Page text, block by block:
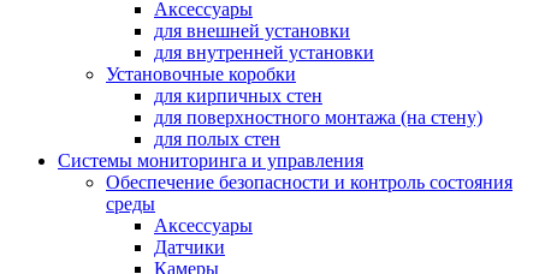
Аксессуары
для внешней установки
для внутренней установки
Установочные коробки
для кирпичных стен
для поверхностного монтажа (на стену)
для полых стен
Системы мониторинга и управления
Обеспечение безопасности и контроль состояния
среды
Аксессуары
Датчики
Камеры